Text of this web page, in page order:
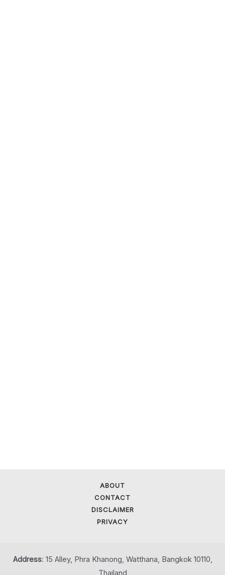
ABOUT
CONTACT
DISCLAIMER
PRIVACY
Address: 15 Alley, Phra Khanong, Watthana, Bangkok 10110,
Thailand